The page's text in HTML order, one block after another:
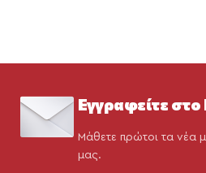
Εγγραφείτε
Μάθετε πρώτοι τα νέα
μας.